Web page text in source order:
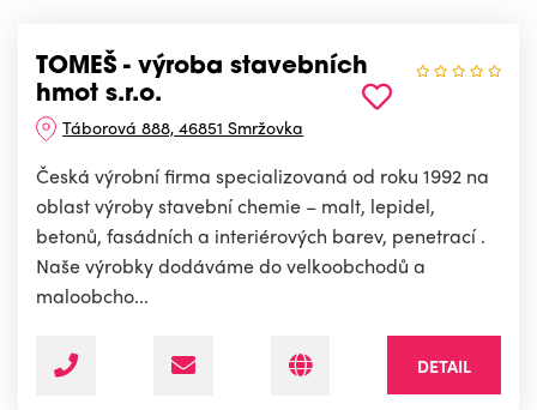
TOMEŠ - výroba stavebních
hmot s.r.o.
Táborová 888, 46851 Smržovka
Česká výrobní firma specializovaná od roku 1992 na
oblast výroby stavební chemie – malt, lepidel,
betonů, fasádních a interiérových barev, penetrací .
Naše výrobky dodáváme do velkoobchodů a
maloobcho...
DETAIL